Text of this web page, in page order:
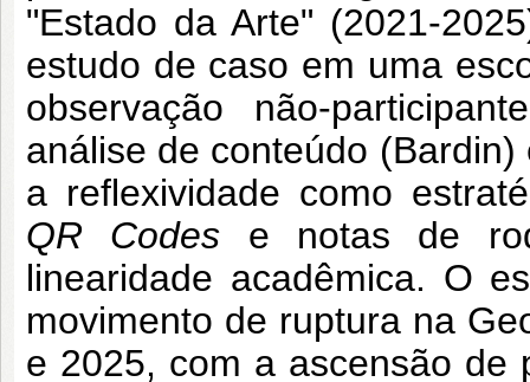
"Estado da Arte" (2021-
estudo de caso em uma
observação não-
análise de conteúdo
a reflexividade como
QR Codes e notas de
linearidade acadêmica. O
movimento de ruptura na
e 2025, com a ascensão de